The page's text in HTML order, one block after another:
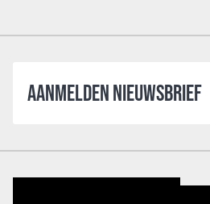
AANMELDEN NIEUWSBRIEF